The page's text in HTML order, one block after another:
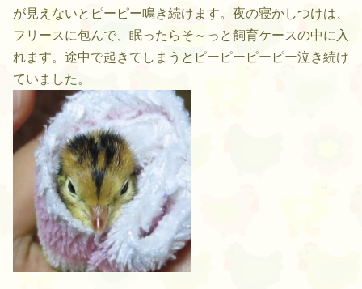
が見えないとピーピー鳴き続けます。夜の寝かしつけは、
フリースに包んで、眠ったらそ～っと飼育ケースの中に入
れます。途中で起きてしまうとピーピーピーピー泣き続け
ていました。